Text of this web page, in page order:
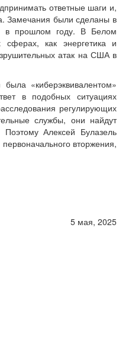
ответные шаги и,
Замечания были сделаны в
в прошлом году. В Белом
как энергетика и
атак на США в
«киберэквивалентом»
в подобных ситуациях
регулирующих
службы, они найдут
Алексей Булазель
вторжения,
5 мая, 2025